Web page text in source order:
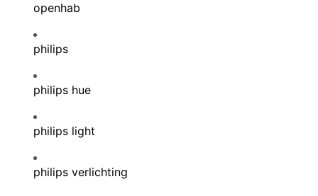
openhab
philips
philips hue
philips light
philips verlichting